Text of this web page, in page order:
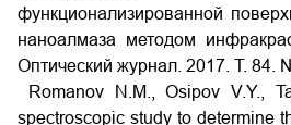
функционализированной
наноалмаза методом
Оптический журнал. 2017. Т. 84.
Romanov N.M., Osipov V.Y.,
spectroscopic study to determine